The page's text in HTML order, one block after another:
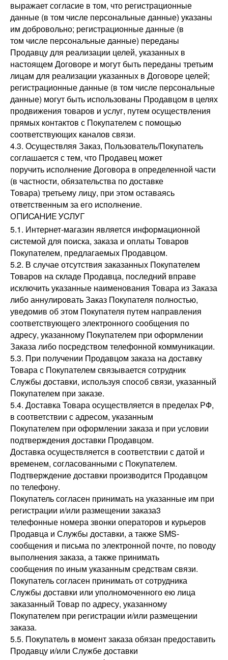
выражает согласие в том, что регистрационные
данные (в том числе персональные данные) указаны
им добровольно; регистрационные данные (в
том числе персональные данные) переданы
Продавцу для реализации целей, указанных в
настоящем Договоре и могут быть переданы третьим
лицам для реализации указанных в Договоре целей;
регистрационные данные (в том числе персональные
данные) могут быть использованы Продавцом в целях
продвижения товаров и услуг, путем осуществления
прямых контактов с Покупателем с помощью
соответствующих каналов связи.
4.3. Осуществляя Заказ, Пользователь/Покупатель
соглашается с тем, что Продавец может
поручить исполнение Договора в определенной части
(в частности, обязательства по доставке
Товара) третьему лицу, при этом оставаясь
ответственным за его исполнение.
ОПИСАНИЕ УСЛУГ
5.1. Интернет-магазин является информационной
системой для поиска, заказа и оплаты Товаров
Покупателем, предлагаемых Продавцом.
5.2. В случае отсутствия заказанных Покупателем
Товаров на складе Продавца, последний вправе
исключить указанные наименования Товара из Заказа
либо аннулировать Заказ Покупателя полностью,
уведомив об этом Покупателя путем направления
соответствующего электронного сообщения по
адресу, указанному Покупателем при оформлении
Заказа либо посредством телефонной коммуникации.
5.3. При получении Продавцом заказа на доставку
Товара с Покупателем связывается сотрудник
Службы доставки, используя способ связи, указанный
Покупателем при заказе.
5.4. Доставка Товара осуществляется в пределах РФ,
в соответствии с адресом, указанным
Покупателем при оформлении заказа и при условии
подтверждения доставки Продавцом.
Доставка осуществляется в соответствии с датой и
временем, согласованными с Покупателем.
Подтверждение доставки производится Продавцом
по телефону.
Покупатель согласен принимать на указанные им при
регистрации и/или размещении заказа3
телефонные номера звонки операторов и курьеров
Продавца и Службы доставки, а также SMS-
сообщения и письма по электронной почте, по поводу
выполнения заказа, а также принимать
сообщения по иным указанным средствам связи.
Покупатель согласен принимать от сотрудника
Службы доставки или уполномоченного ею лица
заказанный Товар по адресу, указанному
Покупателем при регистрации и/или размещении
заказа.
5.5. Покупатель в момент заказа обязан предоставить
Продавцу и/или Службе доставки